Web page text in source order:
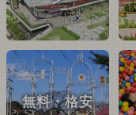
無料・格安